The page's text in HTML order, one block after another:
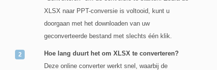
XLSX naar PPT-conversie is voltooid, kunt u
doorgaan met het downloaden van uw
geconverteerde bestand met slechts één klik.
Hoe lang duurt het om XLSX te converteren?
Deze online converter werkt snel, waarbij de